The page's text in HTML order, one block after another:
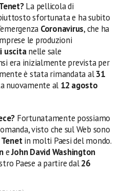
La pellicola di
sfortunata e ha subito
Coronavirus, che ha
le produzioni
uscitanelle sale
era inizialmente prevista per
è stata rimandata al31
nuovamente al 12 agosto
Fortunatamente possiamo
visto che sul Web sono
in molti Paesi del mondo.
eJohn David Washington
Paese a partire dal26